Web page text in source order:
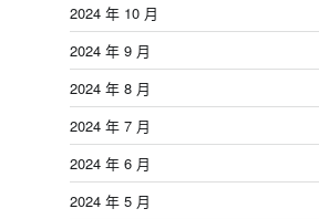
2024 年 10 月
2024 年 9 月
2024 年 8 月
2024 年 7 月
2024 年 6 月
2024 年 5 月